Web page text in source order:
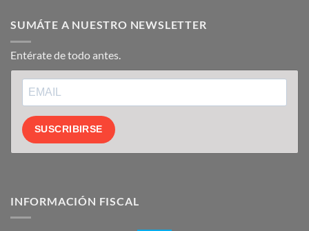
SUMÁTE A NUESTRO NEWSLETTER
Entérate de todo antes.
SUSCRIBIRSE
INFORMACIÓN FISCAL